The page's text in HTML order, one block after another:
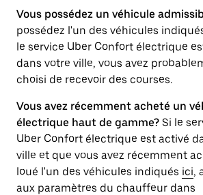
Vous possédez un véhicule
possédez l'un des véhicules
le service Uber Confort électrique
dans votre ville, vous avez
choisi de recevoir des courses.
Vous avez récemment acheté un
électrique haut de gamme? Si le
Uber Confort électrique est activé
ville et que vous avez récemment
loué l'un des véhicules indiqués ici,
aux paramètres du chauffeur dans